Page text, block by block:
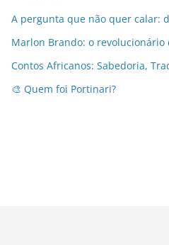
A pergunta que não quer calar:
Marlon Brando: o revolucionário
Contos Africanos: Sabedoria,
🎨 Quem foi Portinari?